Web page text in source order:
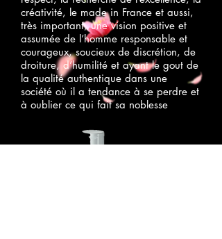
créativité, le made in France et aussi,
très important, une vision positive et
assumée de l’homme responsable et
courageux, soucieux de discrétion, de
droiture, d’humilité et ayant le gout de
la qualité authentique dans une
société où il a tendance à se perdre et
à oublier ce qui fait sa noblesse